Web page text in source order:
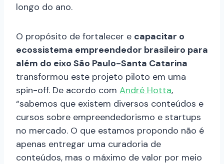
longo do ano.
O propósito de fortalecer e capacitar o
ecossistema empreendedor brasileiro para
além do eixo São Paulo-Santa Catarina
transformou este projeto piloto em uma
spin-off. De acordo com André Hotta,
“sabemos que existem diversos conteúdos e
cursos sobre empreendedorismo e startups
no mercado. O que estamos propondo não é
apenas entregar uma curadoria de
conteúdos, mas o máximo de valor por meio